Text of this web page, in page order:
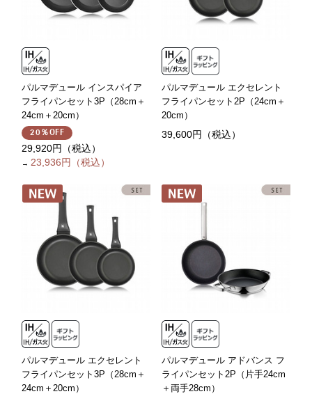
パルマデュール インスパイア
フライパンセット3P（28cm＋
24cm＋20cm）
20％OFF
29,920円（税込）
→ 23,936円（税込）
パルマデュール エクセレント
フライパンセット2P（24cm＋
20cm）
39,600円（税込）
パルマデュール エクセレント
フライパンセット3P（28cm＋
24cm＋20cm）
パルマデュール アドバンス フ
ライパンセット2P（片手24cm
＋両手28cm）